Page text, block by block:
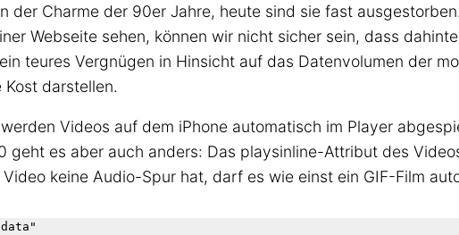
der Charme der 90er Jahre, heute sind sie fast
Webseite sehen, können wir nicht sicher sein, dass
teures Vergnügen in Hinsicht auf das Datenvolumen der
darstellen.
Videos auf dem iPhone automatisch im Player
geht es aber auch anders: Das playsinline-Attribut des
keine Audio-Spur hat, darf es wie einst ein GIF-Film